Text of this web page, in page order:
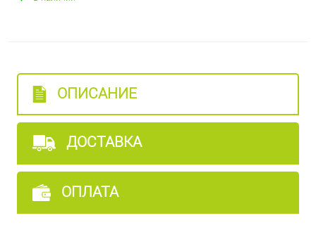
ОПИСАНИЕ
ДОСТАВКА
ОПЛАТА